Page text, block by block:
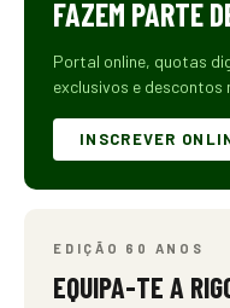
FAZEM PARTE
Portal online, quotas
exclusivos e descontos
INSCREVER
EDIÇÃO 60 ANOS
EQUIPA-TE A